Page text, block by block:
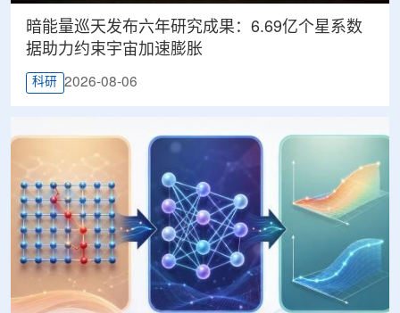
暗能量巡天发布六年研究成果：6.69亿个星系数
据助力约束宇宙加速膨胀
科研 2026-08-06